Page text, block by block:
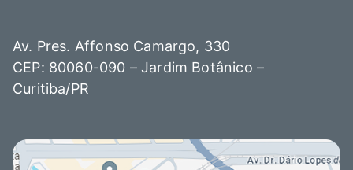
Av. Pres. Affonso Camargo, 330
CEP: 80060-090 – Jardim Botânico –
Curitiba/PR